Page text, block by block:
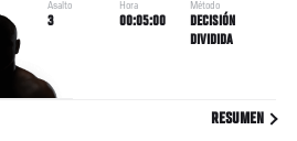
Asalto
3
Hora
00:05:00
Método
DECISIÓN
DIVIDIDA
RESUMEN